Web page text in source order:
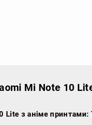
Mi Note 10
з аніме принтами: